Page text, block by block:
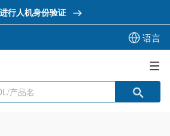
行人机身份验证
语言